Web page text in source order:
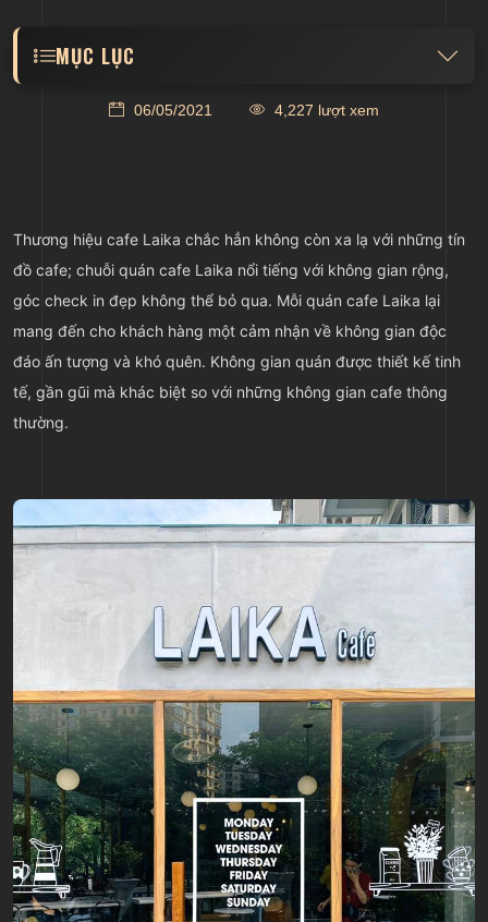
MỤC LỤC
Quán Laika cafe Hà Đông
06/05/2021 4,227 lượt xem
Thương hiệu cafe Laika chắc hẳn không còn xa lạ với những tín
đồ cafe; chuỗi quán cafe Laika nổi tiếng với không gian rộng,
góc check in đẹp không thể bỏ qua. Mỗi quán cafe Laika lại
mang đến cho khách hàng một cảm nhận về không gian độc
đáo ấn tượng và khó quên. Không gian quán được thiết kế tinh
tế, gần gũi mà khác biệt so với những không gian cafe thông
thường.